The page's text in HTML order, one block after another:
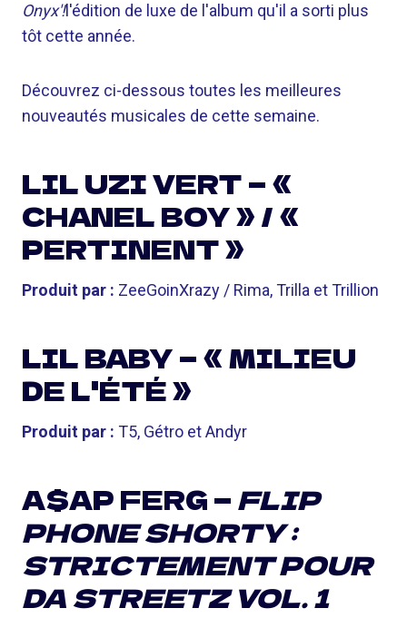
Onyx'!l'édition de luxe de l'album qu'il a sorti plus
tôt cette année.
Découvrez ci-dessous toutes les meilleures
nouveautés musicales de cette semaine.
LIL UZI VERT — «
CHANEL BOY » / «
PERTINENT »
Produit par : ZeeGoinXrazy / Rima, Trilla et Trillion
LIL BABY — « MILIEU
DE L'ÉTÉ »
Produit par : T5, Gétro et Andyr
A$AP FERG — FLIP
PHONE SHORTY :
STRICTEMENT POUR
DA STREETZ VOL. 1